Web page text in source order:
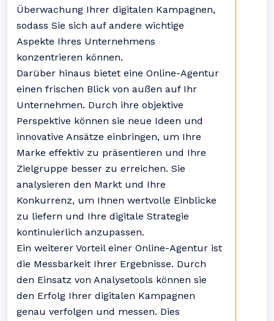
Überwachung Ihrer digitalen Kampagnen,
sodass Sie sich auf andere wichtige
Aspekte Ihres Unternehmens
konzentrieren können.
Darüber hinaus bietet eine Online-Agentur
einen frischen Blick von außen auf Ihr
Unternehmen. Durch ihre objektive
Perspektive können sie neue Ideen und
innovative Ansätze einbringen, um Ihre
Marke effektiv zu präsentieren und Ihre
Zielgruppe besser zu erreichen. Sie
analysieren den Markt und Ihre
Konkurrenz, um Ihnen wertvolle Einblicke
zu liefern und Ihre digitale Strategie
kontinuierlich anzupassen.
Ein weiterer Vorteil einer Online-Agentur ist
die Messbarkeit Ihrer Ergebnisse. Durch
den Einsatz von Analysetools können sie
den Erfolg Ihrer digitalen Kampagnen
genau verfolgen und messen. Dies